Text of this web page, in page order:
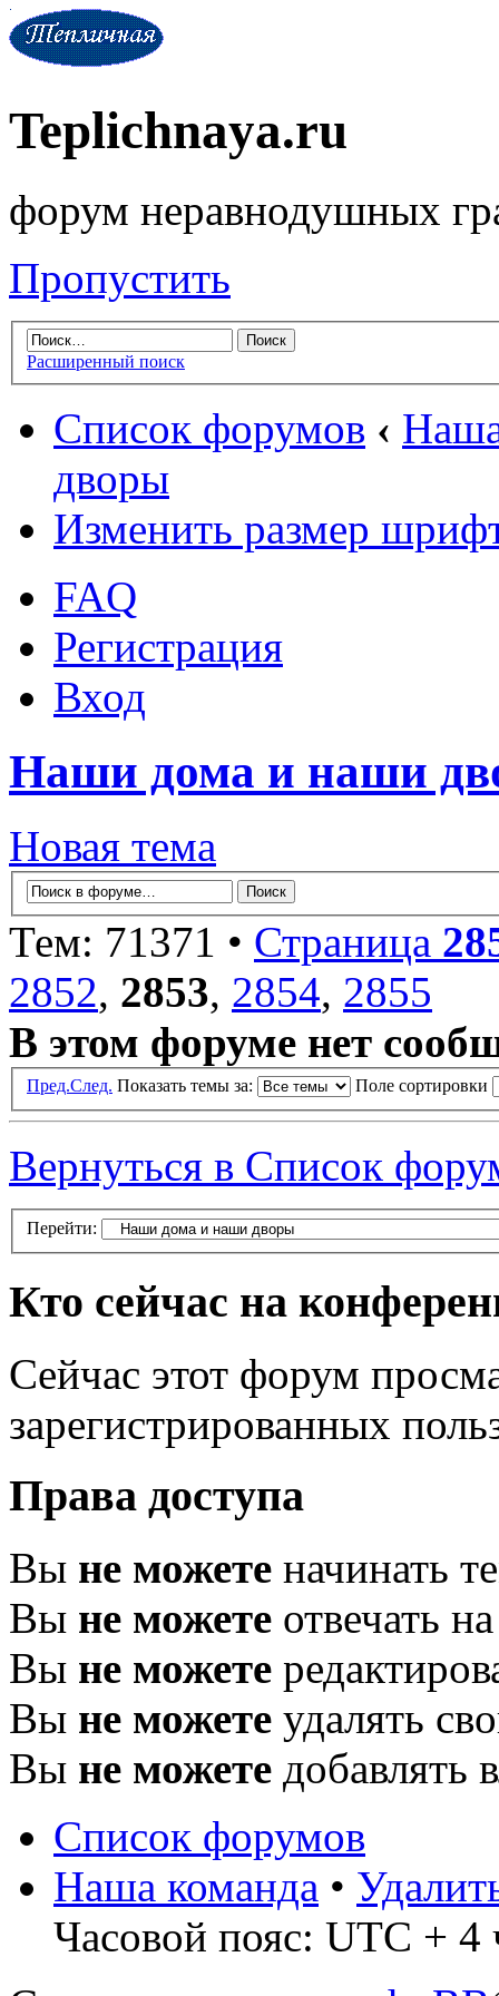
Teplichnaya.ru
форум неравнодушных
Пропустить
Расширенный поиск
Список форумов ‹
дворы
Изменить размер
FAQ
Регистрация
Вход
Наши дома и наши
Новая тема
Тем: 71371 • Страница
2852, 2853, 2854, 2855
В этом форуме нет
Пред.След. Показать темы за: Поле сортировки
Вернуться в Список
Перейти:
Кто сейчас на
Сейчас этот форум
зарегистрированных
Права доступа
Вы не можете начинать
Вы не можете отвечать
Вы не можете
Вы не можете удалять
Вы не можете добавлять
Список форумов
Наша команда •
Часовой пояс: UTC + 4